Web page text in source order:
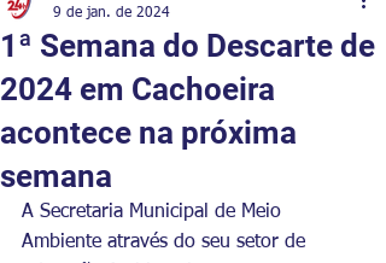
1ª Semana do Descarte de
2024 em Cachoeira
acontece na próxima
semana
9 de jan. de 2024
A Secretaria Municipal de Meio
Ambiente através do seu setor de